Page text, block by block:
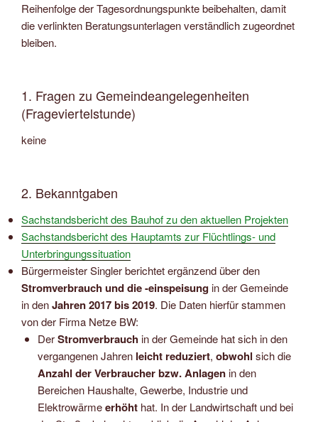
Reihenfolge der Tagesordnungspunkte beibehalten, damit
die verlinkten Beratungsunterlagen verständlich zugeordnet
bleiben.
1. Fragen zu Gemeindeangelegenheiten
(Frageviertelstunde)
keine
2. Bekanntgaben
Sachstandsbericht des Bauhof zu den aktuellen Projekten
Sachstandsbericht des Hauptamts zur Flüchtlings- und
Unterbringungssituation
Bürgermeister Singler berichtet ergänzend über den
Stromverbrauch und die -einspeisungin der Gemeinde
in denJahren 2017 bis 2019. Die Daten hierfür stammen
von der Firma Netze BW:
DerStromverbrauchin der Gemeinde hat sich in den
vergangenen Jahren leicht reduziert, obwohl sich die
Anzahl der Verbraucher bzw. Anlagenin den
Bereichen Haushalte, Gewerbe, Industrie und
Elektrowärmeerhöhthat. In der Landwirtschaft und bei